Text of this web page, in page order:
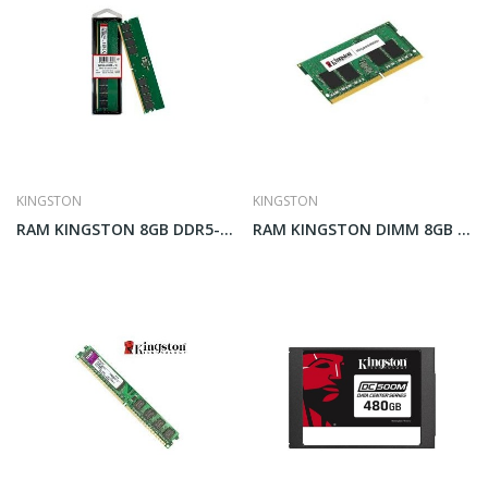
KINGSTON
RAM KINGSTON 8GB DDR5-5600 UDIMM
KINGSTON
RAM KINGSTON DIMM 8GB 1600MHZ DDR3 1.35V